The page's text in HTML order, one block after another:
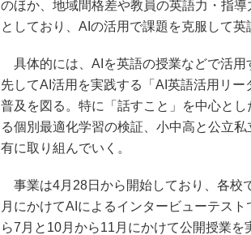
のほか、地域間格差や教員の英語力・指
としており、AIの活用で課題を克服して英
具体的には、AIを英語の授業などで活用
先してAI活用を実践する「AI英語活用リ
普及を図る。特に「話すこと」を中心と
る個別最適化学習の検証、小中高と公立
有に取り組んでいく。
事業は4月28日から開始しており、各校
月にかけてAIによるインタービューテス
ら7月と10月から11月にかけて公開授業